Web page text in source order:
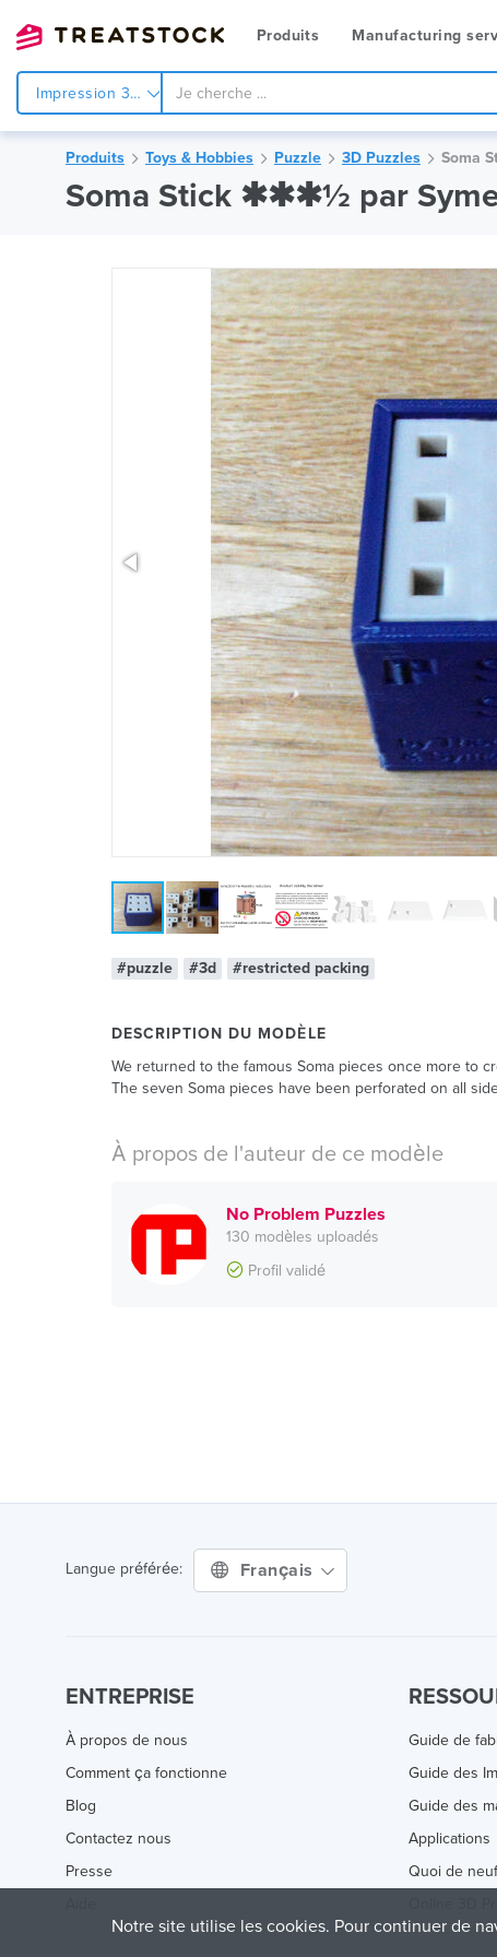
Produits Manufacturing
Impression 3d
Produits Toys & Hobbies Puzzle 3D Puzzles Soma
Soma Stick ✱✱✱½ par
#puzzle #3d #restricted packing
DESCRIPTION DU MODÈLE
We returned to the famous Soma pieces once more to
The seven Soma pieces have been perforated on all
À propos de l'auteur de ce modèle
No Problem Puzzles
130 modèles uploadés
Profil validé
Langue préférée: Français
ENTREPRISE
À propos de nous
Comment ça fonctionne
Blog
Contactez nous
Presse
Guide de
Guide des
Guide des
Applications
Quoi de neuf
Notre site utilise les cookies. Pour continuer de